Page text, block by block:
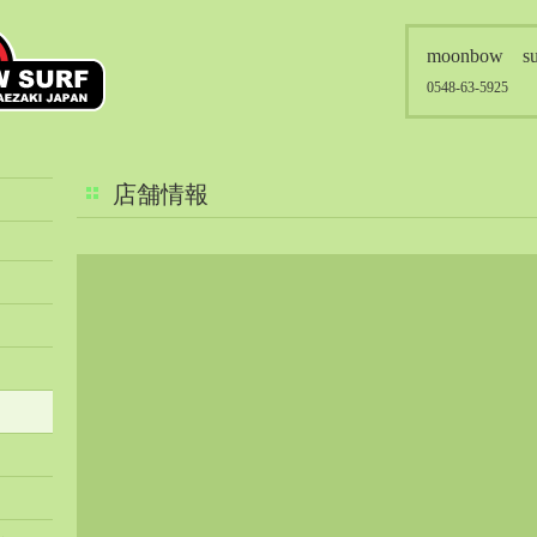
moonbow
0548-63-5925
店舗情報